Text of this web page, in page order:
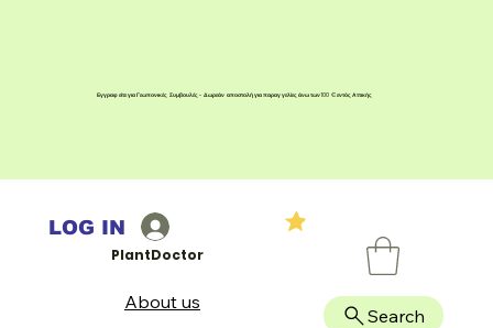
Εγγραφείτε για Γεωπονικές Συμβουλές - Δωρεάν αποστολή για παραγγελίες άνω των 100 € εντός Αττικής
PlantDoctor
Search
LOG IN
About us